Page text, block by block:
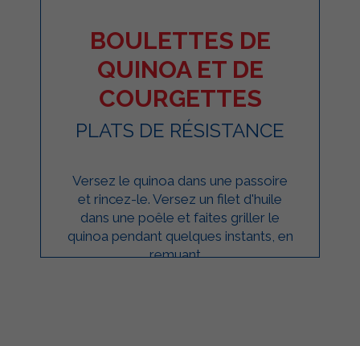
BOULETTES DE
QUINOA ET DE
COURGETTES
PLATS DE RÉSISTANCE
Versez le quinoa dans une passoire
et rincez-le. Versez un filet d'huile
dans une poêle et faites griller le
quinoa pendant quelques instants, en
remuant ...